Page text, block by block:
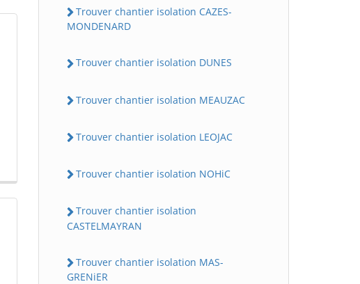
Trouver chantier isolation CAZES-
MONDENARD
Trouver chantier isolation DUNES
Trouver chantier isolation MEAUZAC
Trouver chantier isolation LEOJAC
Trouver chantier isolation NOHiC
Trouver chantier isolation
CASTELMAYRAN
Trouver chantier isolation MAS-
GRENiER